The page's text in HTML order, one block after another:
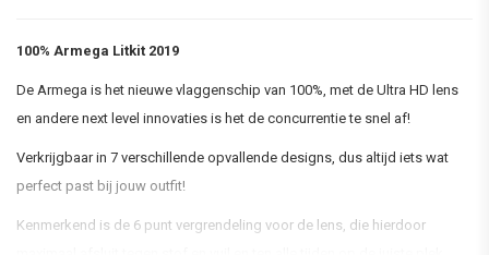
100% Armega Litkit 2019
De Armega is het nieuwe vlaggenschip van 100%, met de Ultra HD lens
en andere next level innovaties is het de concurrentie te snel af!
Verkrijgbaar in 7 verschillende opvallende designs, dus altijd iets wat
perfect past bij jouw outfit!
Kenmerkend is de 6 punt vergrendeling voor de lens, die hierdoor